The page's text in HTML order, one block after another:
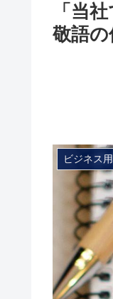
「当
敬語
ビジネス